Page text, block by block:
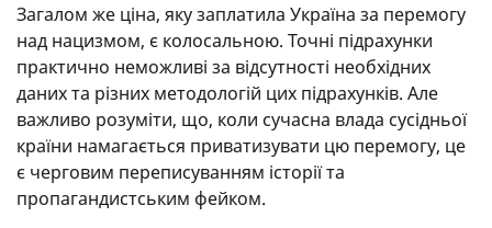
Загалом же ціна, яку заплатила Україна за перемогу
над нацизмом, є колосальною. Точні підрахунки
практично неможливі за відсутності необхідних
даних та різних методологій цих підрахунків. Але
важливо розуміти, що, коли сучасна влада сусідньої
країни намагається приватизувати цю перемогу, це
є черговим переписуванням історії та
пропагандистським фейком.